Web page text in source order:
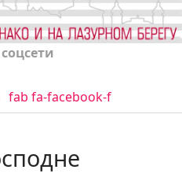
fab fa-facebook-f